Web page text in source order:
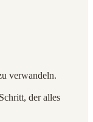
verwandeln.
der alles